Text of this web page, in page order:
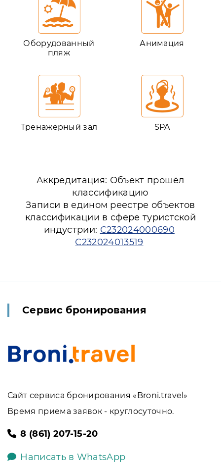
Оборудованный
пляж
Анимация
Тренажерный зал SPA
Аккредитация: Объект прошёл
классификацию
Записи в едином реестре объектов
классификации в сфере туристской
индустрии: С232024000690
С232024013519
Сервис бронирования
Сайт сервиса бронирования «Broni.travel»
Время приема заявок - круглосуточно.
8 (861) 207-15-20
Написать в WhatsApp